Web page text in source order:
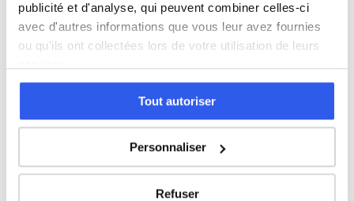
publicité et d'analyse, qui peuvent combiner celles-ci
avec d'autres informations que vous leur avez fournies
ou qu'ils ont collectées lors de votre utilisation de leurs
Tout autoriser
Personnaliser
Refuser
Campus Ozanam
Lille
Lycée polyvalent La Sagesse
Lycée Saint-Adrien